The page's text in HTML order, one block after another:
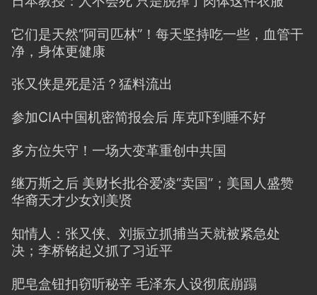
它们是天然“阿司匹林”！每天坚持吃一些，血管干
净，身体更健康
张又侠是死是活？猛料流出
参加CIA中国机密简报会后 库克吓到睡不好
多方位失守！一场大变革重创中共国
继万斯之后 美财长批谷爱凌“卖国”；美国人盛赞
华裔天才少女刘美贤
知情人：张又侠、刘振立抓捕当天就被紧急处
决；李桥铭起义抓了习近平
肥皂盒钮扣窃听秘辛 毛泽东人设彻底崩蹋